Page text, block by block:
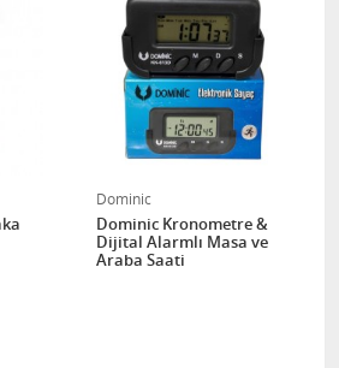
Dominic
Dominic Kronometre &
Dijital Alarmlı Masa ve
Araba Saati